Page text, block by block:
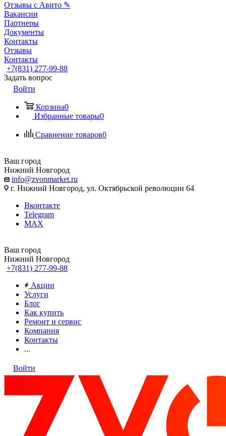
Отзывы с Авито ✎
Вакансии
Партнеры
Документы
Контакты
Отзывы
Контакты
+7(831) 277-99-88
Задать вопрос
Войти
Корзина0
Избранные товары0
Сравнение товаров0
Ваш город
Нижний Новгород
info@zvonmarket.ru
г. Нижний Новгород, ул. Октябрьской революции 64
Вконтакте
Telegram
MAX
Ваш город
Нижний Новгород
+7(831) 277-99-88
Акции
Услуги
Блог
Как купить
Ремонт и сервис
Компания
Контакты
...
Войти